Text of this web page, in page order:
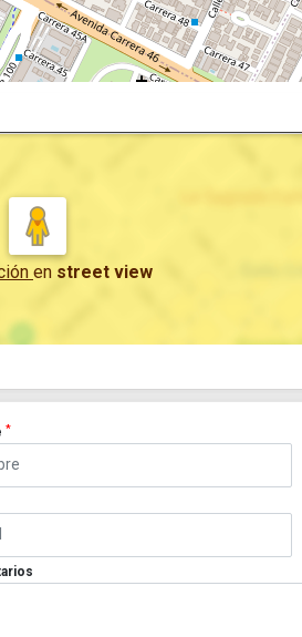
en street view
*